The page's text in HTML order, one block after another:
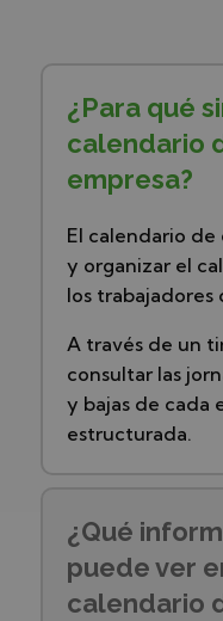
¿Para qué
calendario
empresa?
El calendario
y organizar el
los trabajadores
A través de un
consultar las
y bajas de cada
estructurada.
¿Qué
puede ver
calendario